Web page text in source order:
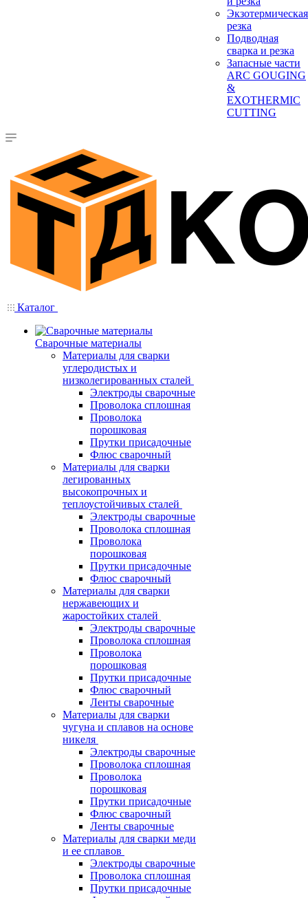
Экзотермическая
резка
Подводная
сварка и резка
Запасные части
ARC GOUGING
&
EXOTHERMIC
CUTTING
Каталог
Сварочные материалы
Материалы для сварки
углеродистых и
низколегированных сталей
Электроды сварочные
Проволока сплошная
Проволока
порошковая
Прутки присадочные
Флюс сварочный
Материалы для сварки
легированных
высокопрочных и
теплоустойчивых сталей
Электроды сварочные
Проволока сплошная
Проволока
порошковая
Прутки присадочные
Флюс сварочный
Материалы для сварки
нержавеющих и
жаростойких сталей
Электроды сварочные
Проволока сплошная
Проволока
порошковая
Прутки присадочные
Флюс сварочный
Ленты сварочные
Материалы для сварки
чугуна и сплавов на основе
никеля
Электроды сварочные
Проволока сплошная
Проволока
порошковая
Прутки присадочные
Флюс сварочный
Ленты сварочные
Материалы для сварки меди
и ее сплавов
Электроды сварочные
Проволока сплошная
Прутки присадочные